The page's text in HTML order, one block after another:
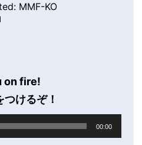
MMF-KO
on fire!
けるぞ！
00:00